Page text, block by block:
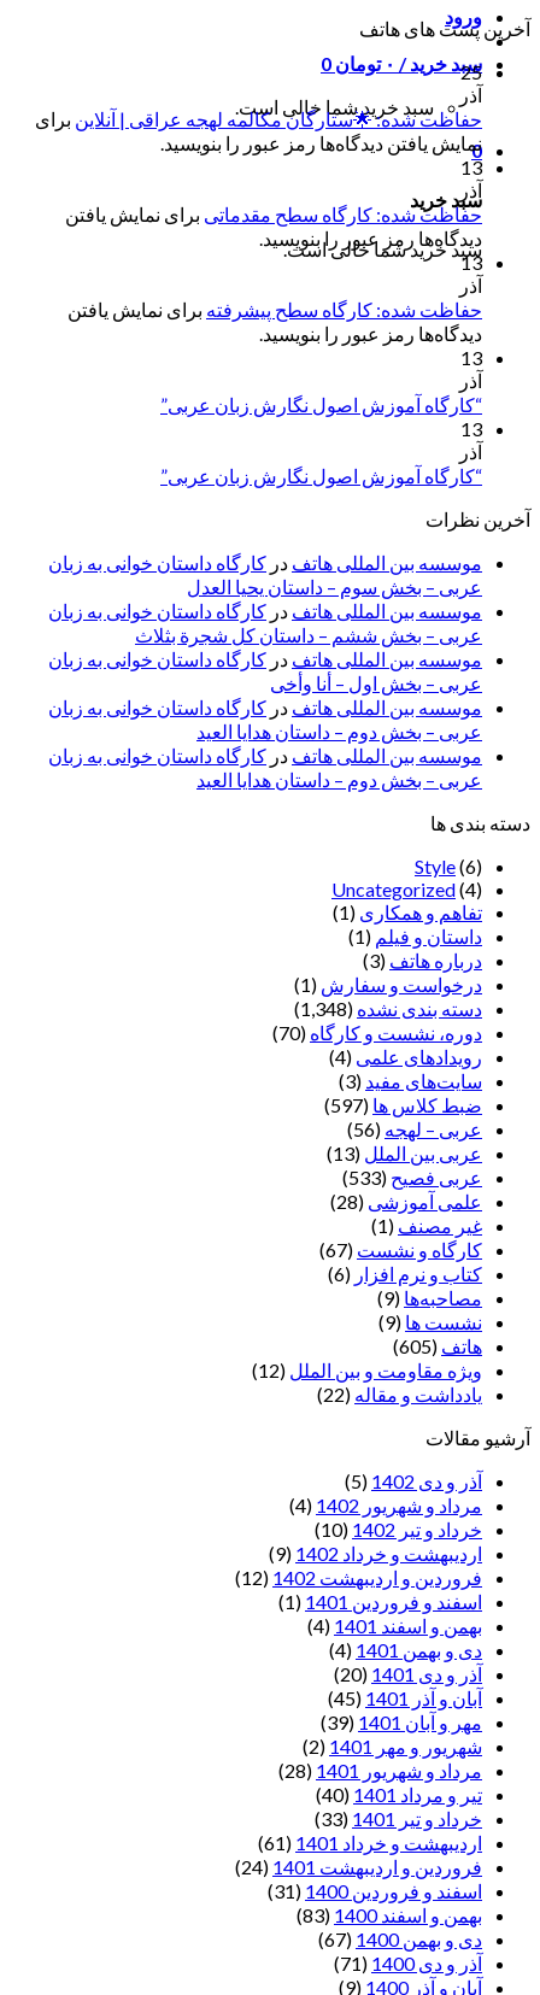
ورود
سبد خرید / ۰ تومان 0
سبد خرید شما خالی است.
0
سبد خرید
سبد خرید شما خالی است.
آخرین پست های هاتف
25
آذر
حفاظت شده: 🌟ستارگان مکالمه لهجه عراقی | آنلاین برای
نمایش یافتن دیدگاه‌ها رمز عبور را بنویسید.
13
آذر
حفاظت شده: کارگاه سطح مقدماتی برای نمایش یافتن
دیدگاه‌ها رمز عبور را بنویسید.
13
آذر
حفاظت شده: کارگاه سطح پیشرفته برای نمایش یافتن
دیدگاه‌ها رمز عبور را بنویسید.
13
آذر
“کارگاه آموزش اصول نگارش زبان عربی”
13
آذر
“کارگاه آموزش اصول نگارش زبان عربی”
آخرین نظرات
موسسه بین المللی هاتف در کارگاه داستان خوانی به زبان
عربی – بخش سوم – داستان یحیا العدل
موسسه بین المللی هاتف در کارگاه داستان خوانی به زبان
عربی – بخش ششم – داستان کل شجرة بثلاث
موسسه بین المللی هاتف در کارگاه داستان خوانی به زبان
عربی – بخش اول – أنا وأخی
موسسه بین المللی هاتف در کارگاه داستان خوانی به زبان
عربی – بخش دوم – داستان هدایا العید
موسسه بین المللی هاتف در کارگاه داستان خوانی به زبان
عربی – بخش دوم – داستان هدایا العید
دسته بندی ها
Style(6)
Uncategorized(4)
تفاهم و همکاری (1)
داستان و فیلم (1)
درباره هاتف (3)
درخواست و سفارش (1)
دسته بندی نشده (1,348)
دوره، نشست و کارگاه (70)
رویدادهای علمی (4)
سایت‌های مفید (3)
ضبط کلاس ها (597)
عربی – لهجه (56)
عربی بین الملل (13)
عربی فصیح (533)
علمی آموزشی (28)
غير مصنف (1)
کارگاه و نشست (67)
کتاب و نرم افزار (6)
مصاحبه‌ها (9)
نشست ها (9)
هاتف (605)
ویژه مقاومت و بین الملل (12)
یادداشت‌ و مقاله (22)
آرشیو مقالات
آذر و دی 1402
(5)
مرداد و شهریور 1402
(4)
خرداد و تیر 1402
(10)
اردیبهشت و خرداد 1402
(9)
فروردین و اردیبهشت 1402
(12)
اسفند و فروردین 1401
(1)
بهمن و اسفند 1401
(4)
دی و بهمن 1401
(4)
آذر و دی 1401
(20)
آبان و آذر 1401
(45)
مهر و آبان 1401
(39)
شهریور و مهر 1401
(2)
مرداد و شهریور 1401
(28)
تیر و مرداد 1401
(40)
خرداد و تیر 1401
(33)
اردیبهشت و خرداد 1401
(61)
فروردین و اردیبهشت 1401
(24)
اسفند و فروردین 1400
(31)
بهمن و اسفند 1400
(83)
دی و بهمن 1400
(67)
آذر و دی 1400
(71)
آبان و آذر 1400
(9)